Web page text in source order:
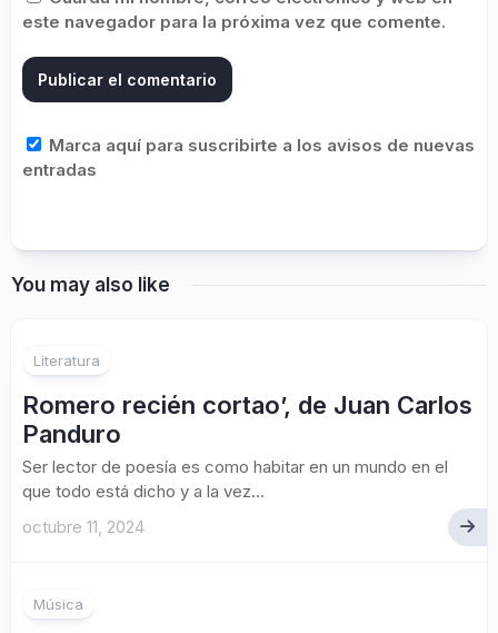
este navegador para la próxima vez que comente.
Marca aquí para suscribirte a los avisos de nuevas
entradas
You may also like
Literatura
Romero recién cortao’, de Juan Carlos
Panduro
Ser lector de poesía es como habitar en un mundo en el
que todo está dicho y a la vez...
octubre 11, 2024
Música